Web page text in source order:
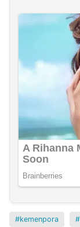
kemenpora